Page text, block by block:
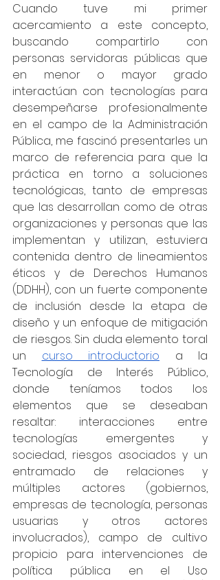
Cuando tuve mi primer
acercamiento a este concepto,
buscando compartirlo con
personas servidoras públicas que
en menor o mayor grado
interactúan con tecnologías para
desempeñarse profesionalmente
en el campo de la Administración
Pública, me fascinó presentarles un
marco de referencia para que la
práctica en torno a soluciones
tecnológicas, tanto de empresas
que las desarrollan como de otras
organizaciones y personas que las
implementan y utilizan, estuviera
contenida dentro de lineamientos
éticos y de Derechos Humanos
(DDHH), con un fuerte componente
de inclusión desde la etapa de
diseño y un enfoque de mitigación
de riesgos. Sin duda elemento toral
un curso introductorio a la
Tecnología de Interés Público,
donde teníamos todos los
elementos que se deseaban
resaltar: interacciones entre
tecnologías emergentes y
sociedad, riesgos asociados y un
entramado de relaciones y
múltiples actores (gobiernos,
empresas de tecnología, personas
usuarias y otros actores
involucrados), campo de cultivo
propicio para intervenciones de
política pública en el Uso